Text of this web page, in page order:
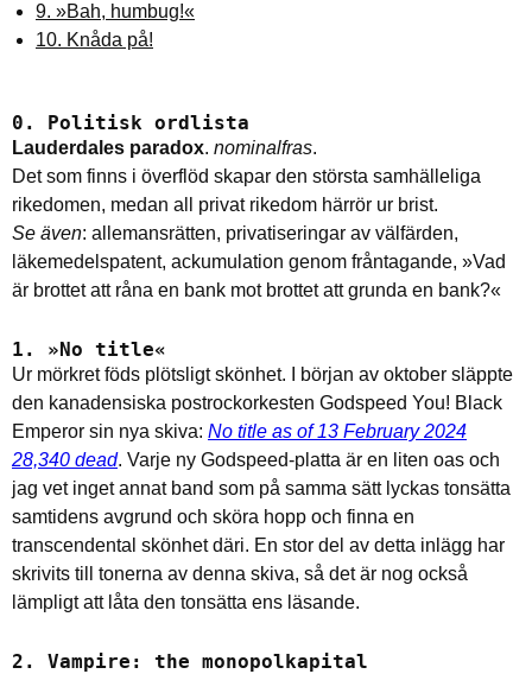
9. »Bah, humbug!«
10. Knåda på!
0. Politisk ordlista
Lauderdales paradox. nominalfras.
Det som finns i överflöd skapar den största samhälleliga
rikedomen, medan all privat rikedom härrör ur brist.
Se även: allemansrätten, privatiseringar av välfärden,
läkemedelspatent, ackumulation genom fråntagande, »Vad
är brottet att råna en bank mot brottet att grunda en bank?«
1. »No title«
Ur mörkret föds plötsligt skönhet. I början av oktober släppte
den kanadensiska postrockorkesten Godspeed You! Black
Emperor sin nya skiva: No title as of 13 February 2024
28,340 dead. Varje ny Godspeed-platta är en liten oas och
jag vet inget annat band som på samma sätt lyckas tonsätta
samtidens avgrund och sköra hopp och finna en
transcendental skönhet däri. En stor del av detta inlägg har
skrivits till tonerna av denna skiva, så det är nog också
lämpligt att låta den tonsätta ens läsande.
2. Vampire: the monopolkapital